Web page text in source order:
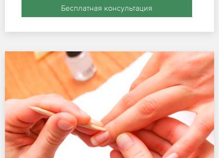
Бесплатная консультация